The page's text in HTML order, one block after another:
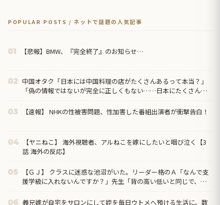
POPULAR POSTS / ネットで話題の人気記事
01 【悲報】BMW、『完全終了』のお知らせ…
02 中国オタク「日本には中国料理の店がたくさんあるって本当？」
「偽の情報ではないが完全に正しくもない……日本にたくさんあ
03 【速報】 NHKの性被害問題、性加害した番組出演者が衝撃告白！
04
【ヤニねこ】 海外視聴者、アルねこを嫁にしたいと咽び泣く【3
話 海外の反応】
05
【ＧＪ】 クラスに迷惑な池沼がいた。リーダー格のＡ「なんで支
援学級に入れないんですか？」先生「背の高い低いと同じで、こ
06 義兄嫁が自宅をサロンにして姪を毎日ウトメへ預ける生活に。数